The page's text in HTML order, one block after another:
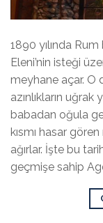
1890 yılında
Eleni’nin isteği
meyhane açar. O
azınlıkların
babadan oğula
kısmı hasar
ağırlar. İşte bu
geçmişe sahip